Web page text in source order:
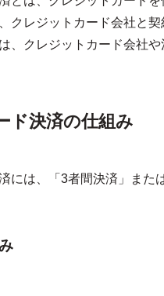
クレジットカード会社と
、クレジットカード会社
ド決済の仕組み
には、「3者間決済」また